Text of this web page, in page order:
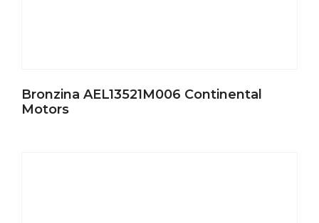
Bronzina AEL13521M006 Continental
Motors